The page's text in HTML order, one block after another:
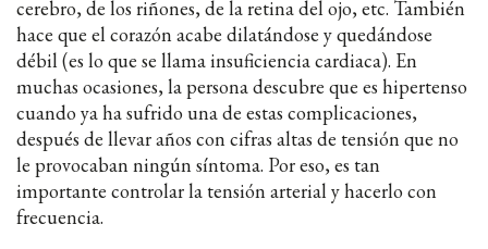
cerebro, de los riñones, de la retina del ojo, etc. También
hace que el corazón acabe dilatándose y quedándose
débil (es lo que se llama insuficiencia cardiaca). En
muchas ocasiones, la persona descubre que es hipertenso
cuando ya ha sufrido una de estas complicaciones,
después de llevar años con cifras altas de tensión que no
le provocaban ningún síntoma. Por eso, es tan
importante controlar la tensión arterial y hacerlo con
frecuencia.